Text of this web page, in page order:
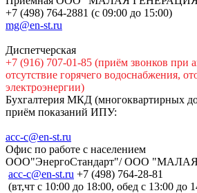
+7 (498) 764-2881 (с 09:00 до 15:00)
mg@en-st.ru
Диспетчерская
+7 (916) 707-01-85 (приём звонков при
отсутствие горячего водоснабжения,
электроэнергии)
Бухгалтерия МКД (многоквартирных
приём показаний ИПУ:
acc-c@en-st.ru
Офис по работе с населением
ООО"ЭнергоСтандарт"/ ООО
асс-с@en-st.ru +7 (498) 764-28-81
(вт,чт с 10:00 до 18:00, обед с 13:00 до